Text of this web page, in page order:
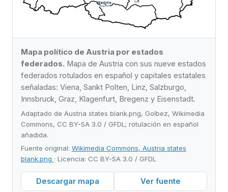
Mapa político de Austria por estados
federados. Mapa de Austria con sus nueve estados
federados rotulados en español y capitales estatales
señaladas: Viena, Sankt Polten, Linz, Salzburgo,
Innsbruck, Graz, Klagenfurt, Bregenz y Eisenstadt.
Adaptado de Austria states blank.png, Golbez, Wikimedia
Commons, CC BY-SA 3.0 / GFDL; rotulación en español
añadida.
Fuente original: Wikimedia Commons, Austria states
blank.png · Licencia: CC BY-SA 3.0 / GFDL
Descargar mapa Ver fuente